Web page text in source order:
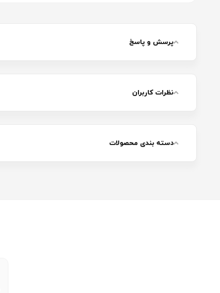
پرسش و پاسخ
نظرات کاربران
دسته بندی محصولات